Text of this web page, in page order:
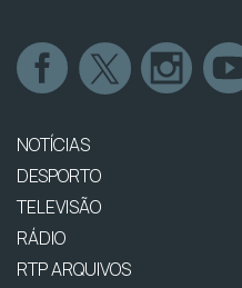
NOTÍCIAS
DESPORTO
TELEVISÃO
RÁDIO
RTP ARQUIVOS